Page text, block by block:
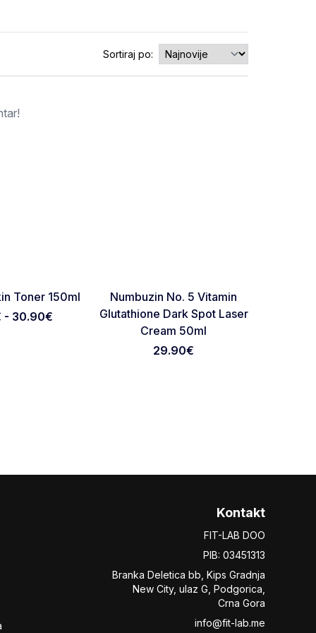
Sortiraj po:
Favorite
Toner 150ml
- 30.90€
Favorite
Numbuzin No. 5 Vitamin
Glutathione Dark Spot Laser
Cream 50ml
29.90€
Kontakt
FIT-LAB DOO
PIB: 03451313
Branka Deletica bb, Kips Gradnja
New City, ulaz G, Podgorica,
Crna Gora
info@fit-lab.me